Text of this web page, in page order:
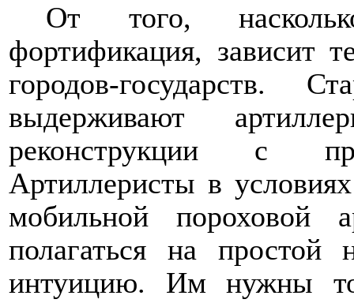
От того,
фортификация, зависит
городов-государств.
выдерживают
реконструкции с
Артиллеристы в
мобильной пороховой
полагаться на простой
интуицию. Им нужны